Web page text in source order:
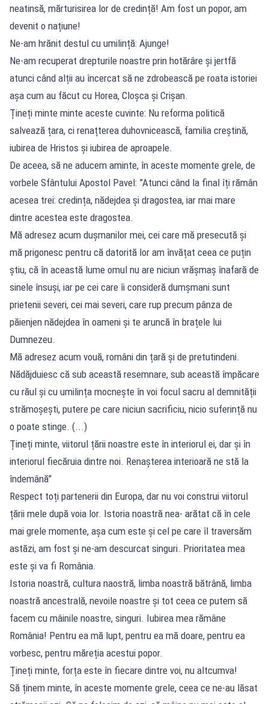
neatinsă, mărturisirea lor de credință! Am fost un popor, am
devenit o națiune!
Ne-am hrănit destul cu umilință: Ajunge!
Ne-am recuperat drepturile noastre prin hotărâre și jertfă
atunci când alții au încercat să ne zdrobească pe roata istoriei
așa cum au făcut cu Horea, Cloșca și Crișan.
Țineți minte minte aceste cuvinte: Nu reforma politică
salvează țara, ci renațterea duhovnicească, familia creștină,
iubirea de Hristos și iubirea de aproapele.
De aceea, să ne aducem aminte, în aceste momente grele, de
vorbele Sfântului Apostol Pavel: ”Atunci când la final îți rămân
acesea trei: credința, nădejdea și dragostea, iar mai mare
dintre acestea este dragostea.
Mă adresez acum dușmanilor mei, cei care mă presecută și
mă prigonesc pentru că datorită lor am învățat ceea ce puțin
știu, că în această lume omul nu are niciun vrășmaș înafară de
sinele însuși, iar pe cei care îi consideră dumșmani sunt
prietenii severi, cei mai severi, care rup precum pânza de
păienjen nădejdea în oameni și te aruncă în brațele lui
Dumnezeu.
Mă adresez acum vouă, români din țară și de pretutindeni.
Nădăjduiesc că sub această resemnare, sub această împăcare
cu răul și cu umilința mocnește în voi focul sacru al demnității
strămoșești, putere pe care niciun sacrificiu, nicio suferință nu
o poate stinge. (...)
Țineți minte, viitorul țării noastre este în interiorul ei, dar și în
interiorul fiecăruia dintre noi. Renașterea interioară ne stă la
îndemână”
Respect toți partenerii din Europa, dar nu voi construi viitorul
țării mele după voia lor. Istoria noastră nea- arătat că în cele
mai grele momente, așa cum este și cel pe care îl traversăm
astăzi, am fost și ne-am descurcat singuri. Prioritatea mea
este și va fi România.
Istoria noastră, cultura naostră, limba noastră bătrână, limba
noastră ancestrală, nevoile noastre și tot ceea ce putem să
facem cu mâinile noastre, singuri. Iubirea mea rămâne
România! Pentru ea mă lupt, pentru ea mă doare, pentru ea
vorbesc, pentru măreția acestui popor.
Țineți minte, forța este în fiecare dintre voi, nu altcumva!
Să ținem minte, în aceste momente grele, ceea ce ne-au lăsat